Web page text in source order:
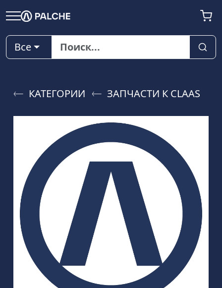
Все
КАТЕГОРИИ ЗАПЧАСТИ К CLAAS